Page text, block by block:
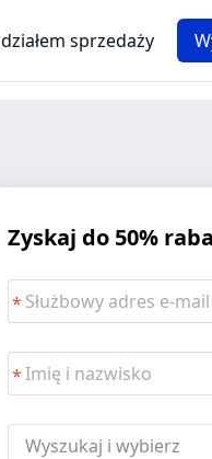
sprzedaży
Zyskaj do 50%
Wyszukaj i wybierz